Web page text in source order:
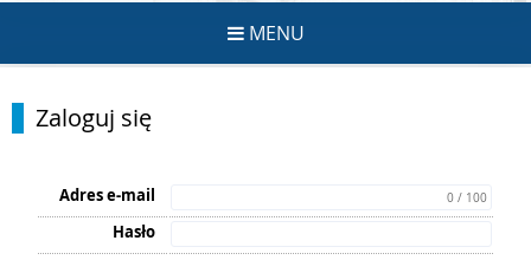
MENU
Zaloguj się
Adres e-mail 0 / 100
Hasło